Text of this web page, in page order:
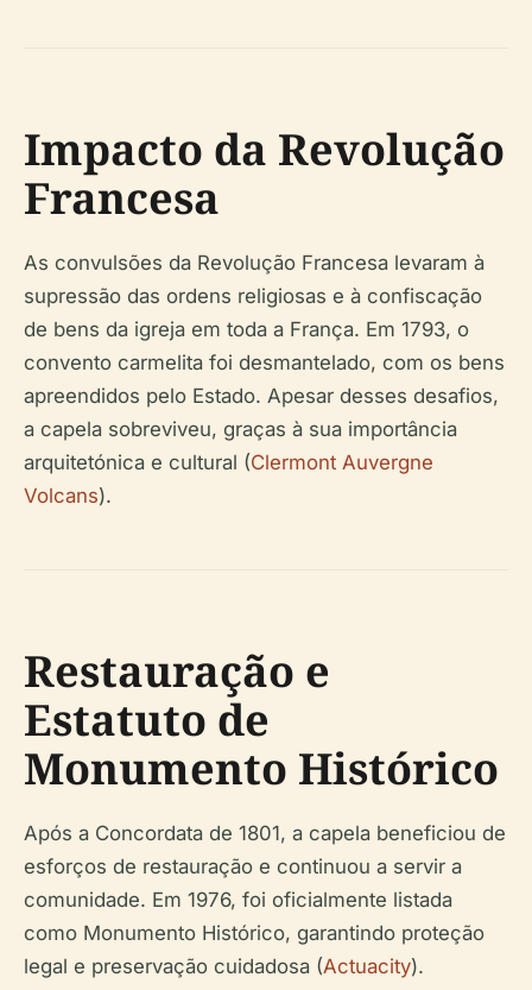
Impacto da Revolução
Francesa
As convulsões da Revolução Francesa levaram à
supressão das ordens religiosas e à confiscação
de bens da igreja em toda a França. Em 1793, o
convento carmelita foi desmantelado, com os bens
apreendidos pelo Estado. Apesar desses desafios,
a capela sobreviveu, graças à sua importância
arquitetónica e cultural (Clermont Auvergne
Volcans).
Restauração e
Estatuto de
Monumento Histórico
Após a Concordata de 1801, a capela beneficiou de
esforços de restauração e continuou a servir a
comunidade. Em 1976, foi oficialmente listada
como Monumento Histórico, garantindo proteção
legal e preservação cuidadosa (Actuacity).